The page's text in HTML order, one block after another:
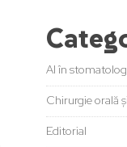
AI în
Chirurgie orală
Editorial